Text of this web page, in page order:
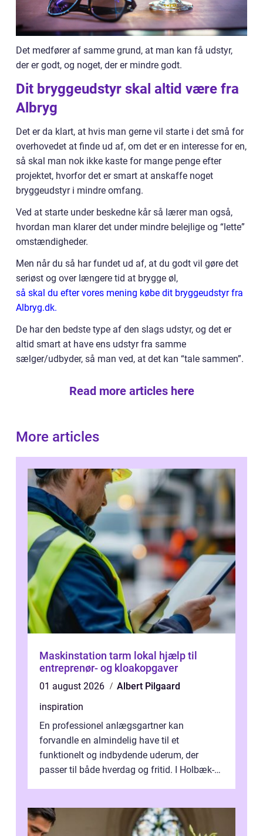
Det medfører af samme grund, at man kan få udstyr,
der er godt, og noget, der er mindre godt.
Dit bryggeudstyr skal altid være fra
Albryg
Det er da klart, at hvis man gerne vil starte i det små for
overhovedet at finde ud af, om det er en interesse for en,
så skal man nok ikke kaste for mange penge efter
projektet, hvorfor det er smart at anskaffe noget
bryggeudstyr i mindre omfang.
Ved at starte under beskedne kår så lærer man også,
hvordan man klarer det under mindre belejlige og “lette”
omstændigheder.
Men når du så har fundet ud af, at du godt vil gøre det
seriøst og over længere tid at brygge øl,
så skal du efter vores mening købe dit bryggeudstyr fra
Albryg.dk.
De har den bedste type af den slags udstyr, og det er
altid smart at have ens udstyr fra samme
sælger/udbyder, så man ved, at det kan “tale sammen”.
Read more articles here
More articles
Maskinstation tarm lokal hjælp til
entreprenør- og kloakopgaver
01 august 2026
Albert Pilgaard
inspiration
En professionel anlægsgartner kan
forvandle en almindelig have til et
funktionelt og indbydende uderum, der
passer til både hverdag og fritid. I Holbæk-